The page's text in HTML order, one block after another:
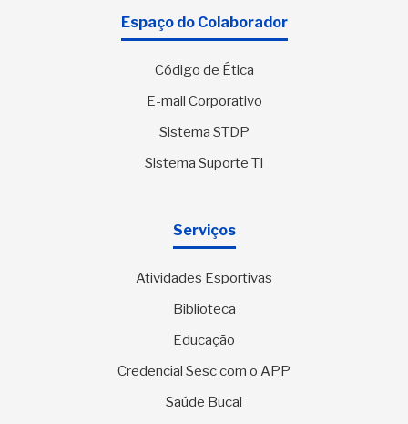
Espaço do Colaborador
Código de Ética
E-mail Corporativo
Sistema STDP
Sistema Suporte TI
Serviços
Atividades Esportivas
Biblioteca
Educação
Credencial Sesc com o APP
Saúde Bucal